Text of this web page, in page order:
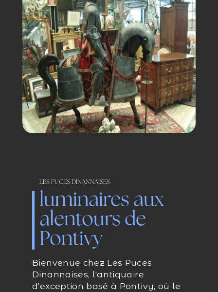
LES PUCES DINANNAISES
luminaires aux
alentours de
Pontivy
Bienvenue chez Les Puces
Dinannaises, l'antiquaire
d'exception basé à Pontivy, où le